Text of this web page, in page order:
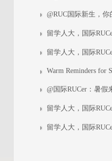
@RUC国际新生，
留学人大，国际
留学人大，国际
Warm Reminders for
@国际RUCer：暑假
留学人大，国际
留学人大，国际